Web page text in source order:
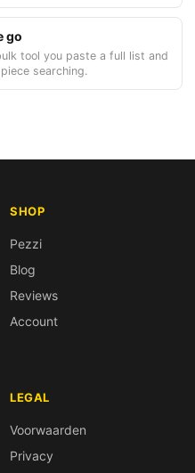
go
tool you paste a full list and
searching.
SHOP
Pezzi
Blog
Reviews
Account
LEGAL
Voorwaarden
Privacy